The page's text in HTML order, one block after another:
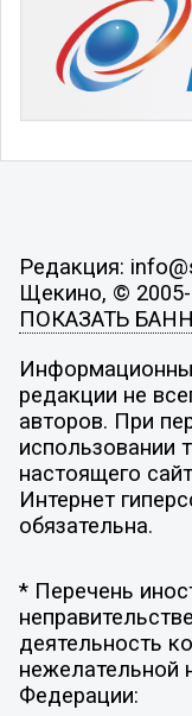
Редакция:
Щекино, © 2005-
ПОКАЗАТЬ
редакции не
авторов. При
использовании
настоящего
Интернет
обязательна.
* Перечень
деятельность
нежелательной
Федерации: